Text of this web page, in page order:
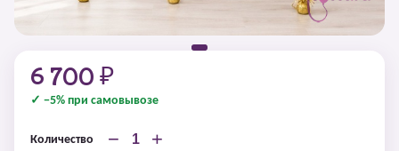
6 700 ₽
✓ −5% при самовывозе
Количество − +